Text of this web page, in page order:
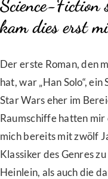
Science-Fiction
kam dies erst
Der erste Roman, den
hat, war „Han Solo“,
Star Wars eher im
Raumschiffe hatten mir
mich bereits mit zwölf
Klassiker des Genres
Heinlein, als auch die